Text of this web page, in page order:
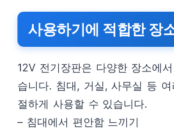
사용하기에 적합한 장
12V 전기장판은 다양한 장소에
습니다. 침대, 거실, 사무실 등
절하게 사용할 수 있습니다.
– 침대에서 편안함 느끼기